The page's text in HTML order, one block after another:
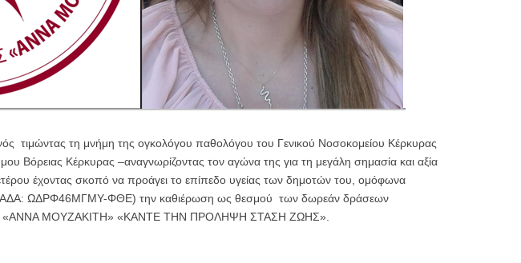
τιμώντας τη μνήμη της ογκολόγου παθολόγου του Γενικού Νοσοκομείου Κέρκυρας
Βόρειας Κέρκυρας –αναγνωρίζοντας τον αγώνα της για τη μεγάλη σημασία και αξία
έχοντας σκοπό να προάγει το επίπεδο υγείας των δημοτών του, ομόφωνα
(ΑΔΑ: ΩΔΡΦ46ΜΓΜΥ-ΦΘΕ) την καθιέρωση ως θεσμού των δωρεάν δράσεων
«ΑΝΝΑ ΜΟΥΖΑΚΙΤΗ» «ΚΑΝΤΕ ΤΗΝ ΠΡΟΛΗΨΗ ΣΤΑΣΗ ΖΩΗΣ».